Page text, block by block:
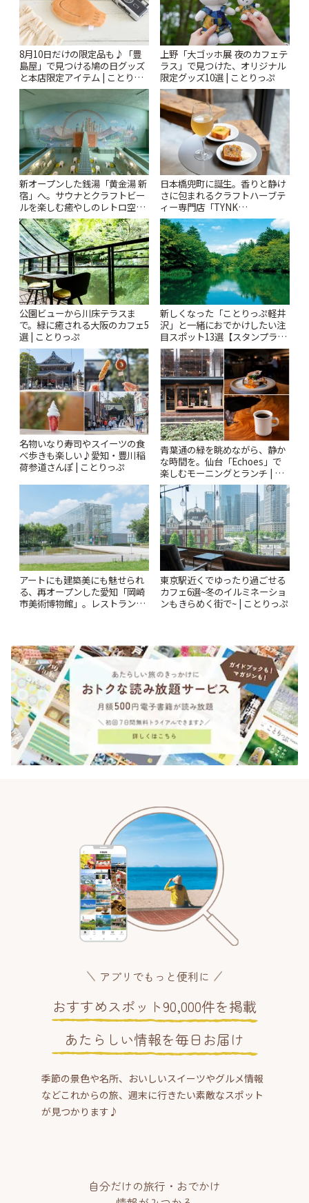
8月10日だけの限定品も♪「豊
島屋」で見つける鳩の日グッズ
と本店限定アイテム | ことりっ
ぷ
上野「大ゴッホ展 夜のカフェテ
ラス」で見つけた、オリジナル
限定グッズ10選 | ことりっぷ
新オープンした銭湯「黄金湯 新
宿」へ。サウナとクラフトビー
ルを楽しむ癒やしのレトロ空間
| ことりっぷ
日本橋兜町に誕生。香りと静け
さに包まれるクラフトハーブテ
ィー専門店「TYNK
Kabutocho」 | ことりっぷ
公園ビューから川床テラスま
で。緑に癒される大阪のカフェ5
選 | ことりっぷ
新しくなった「ことりっぷ軽井
沢」と一緒におでかけしたい注
目スポット13選【スタンプラリ
ー開催中】 | ことりっぷ
名物いなり寿司やスイーツの食
べ歩きも楽しい♪愛知・豊川稲
荷参道さんぽ | ことりっぷ
青葉通の緑を眺めながら、静か
な時間を。仙台「Echoes」で
楽しむモーニングとランチ | こ
とりっぷ
アートにも建築美にも魅せられ
る、再オープンした愛知「岡崎
市美術博物館」。レストランや
東京駅近くでゆったり過ごせる
カフェ6選~冬のイルミネーショ
ンもきらめく街で~ | ことりっぷ
アプリでもっと便利に
おすすめスポット90,000件を掲載
あたらしい情報を毎日お届け
季節の景色や名所、おいしいスイーツやグルメ情報
などこれからの旅、週末に行きたい素敵なスポット
が見つかります♪
自分だけの旅行・おでかけ